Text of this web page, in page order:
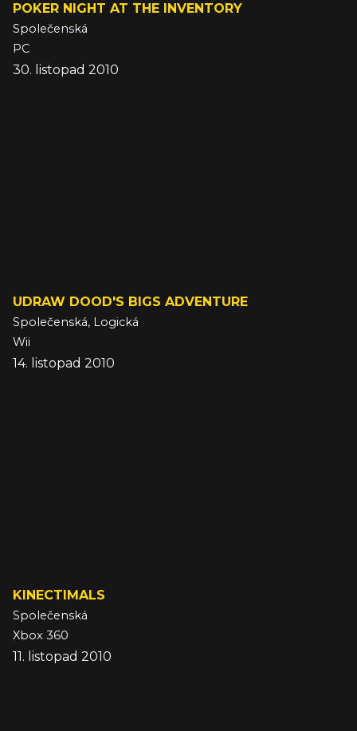
POKER NIGHT AT THE INVENTORY
Společenská
PC
30. listopad 2010
UDRAW DOOD'S BIGS ADVENTURE
Společenská, Logická
Wii
14. listopad 2010
KINECTIMALS
Společenská
Xbox 360
11. listopad 2010